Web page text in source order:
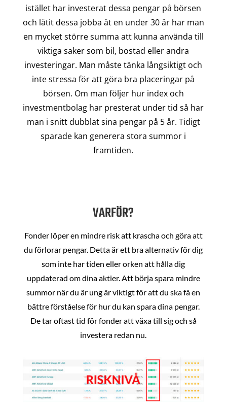
istället har investerat dessa pengar på börsen
och låtit dessa jobba åt en under 30 år har man
en mycket större summa att kunna använda till
viktiga saker som bil, bostad eller andra
investeringar. Man måste tänka långsiktigt och
inte stressa för att göra bra placeringar på
börsen. Om man följer hur index och
investmentbolag har presterat under tid så har
man i snitt dubblat sina pengar på 5 år. Tidigt
sparade kan generera stora summor i
framtiden.
VARFÖR?
Fonder löper en mindre risk att krascha och göra att
du förlorar pengar. Detta är ett bra alternativ för dig
som inte har tiden eller orken att hålla dig
uppdaterad om dina aktier. Att börja spara mindre
summor när du är ung är viktigt för att du ska få en
bättre förståelse för hur du kan spara dina pengar.
De tar oftast tid för fonder att växa till sig och så
investera redan nu.